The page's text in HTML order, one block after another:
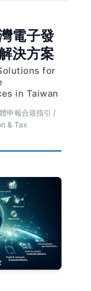
電子發
決方案
for
in Taiwan
申報合規指引 /
& Tax